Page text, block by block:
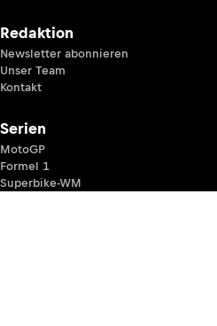
Redaktion
Newsletter abonnieren
Unser Team
Kontakt
Serien
MotoGP
Formel 1
Superbike-WM